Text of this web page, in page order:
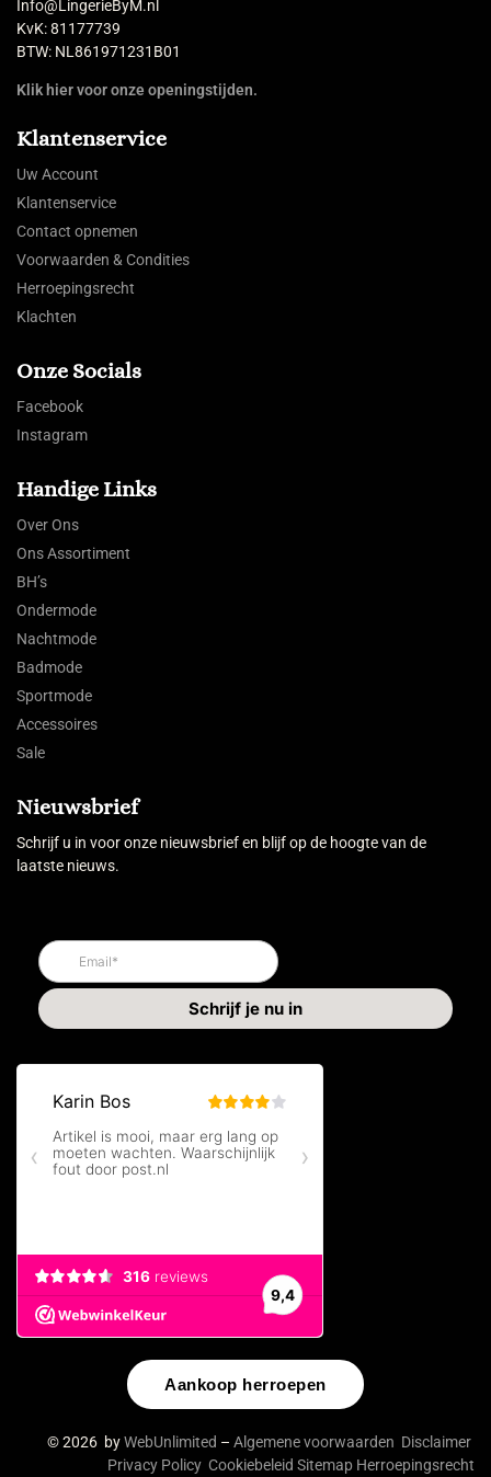
Info@LingerieByM.nl
KvK: 81177739
BTW: NL861971231B01
Klik hier voor onze openingstijden.
Klantenservice
Uw Account
Klantenservice
Contact opnemen
Voorwaarden & Condities
Herroepingsrecht
Klachten
Onze Socials
Facebook
Instagram
Handige Links
Over Ons
Ons Assortiment
BH’s
Ondermode
Nachtmode
Badmode
Sportmode
Accessoires
Sale
Nieuwsbrief
Schrijf u in voor onze nieuwsbrief en blijf op de hoogte van de
laatste nieuws.
Aankoop herroepen
© 2026 byWebUnlimited – Algemene voorwaarden Disclaimer
Privacy Policy Cookiebeleid Sitemap Herroepingsrecht